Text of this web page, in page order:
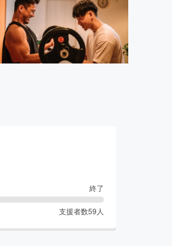
終了
支援者数59 人